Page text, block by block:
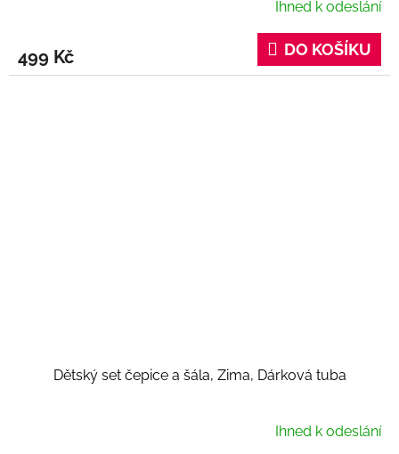
Ihned k odeslání
499 Kč DO KOŠÍKU
Dětský set čepice a šála, Zima, Dárková tuba
Ihned k odeslání